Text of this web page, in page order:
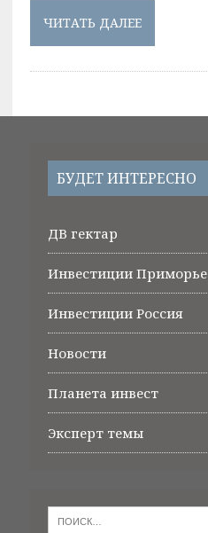
ЧИТАТЬ ДАЛЕЕ
БУДЕТ ИНТЕРЕСНО
ДВ гектар
Инвестиции Приморье
Инвестиции Россия
Новости
Планета инвест
Эксперт темы